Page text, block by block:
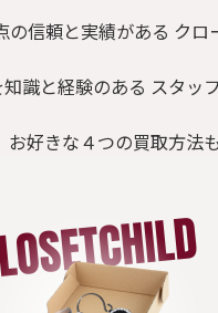
の信頼と実績がある クロ
識と経験のある スタッ
好きな４つの買取方法も